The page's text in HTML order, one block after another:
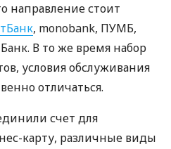
направление стоит
, monobank, ПУМБ,
В то же время набор
условия обслуживания
отличаться.
счет для
карту, различные виды